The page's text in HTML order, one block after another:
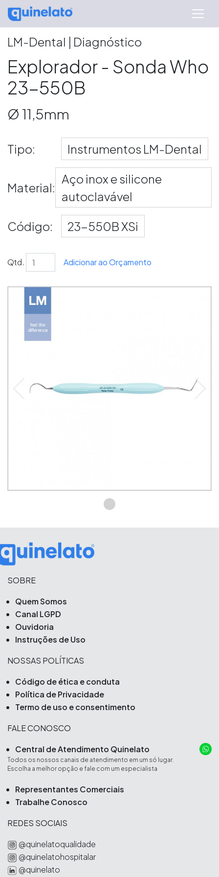
LM-Dental | Diagnóstico
Explorador - Sonda Who
23-550B
Ø 11,5mm
Tipo: Instrumentos LM-Dental
Material:
Aço inox e silicone
autoclavável
Código: 23-550B XSi
Qtd. Adicionar ao Orçamento
SOBRE
Quem Somos
Canal LGPD
Ouvidoria
Instruções de Uso
NOSSAS POLÍTICAS
Código de ética e conduta
Política de Privacidade
Termo de uso e consentimento
FALE CONOSCO
Central de Atendimento Quinelato
Todos os nossos canais de atendimento em um só lugar.
Escolha a melhor opção e fale com um especialista
Representantes Comerciais
Trabalhe Conosco
REDES SOCIAIS
@quinelatoqualidade
@quinelatohospitalar
@quinelato